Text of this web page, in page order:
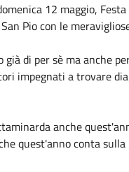
12 maggio,
Pio con le
già di per sè ma anche
impegnati a trovare
anche
quest'anno conta